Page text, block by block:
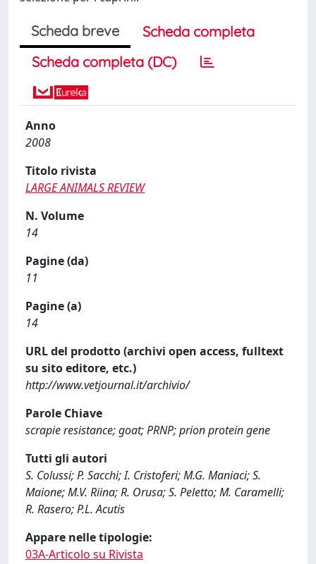
Scheda breve
Scheda completa
Scheda completa (DC)
Anno
2008
Titolo rivista
LARGE ANIMALS REVIEW
N. Volume
14
Pagine (da)
11
Pagine (a)
14
URL del prodotto (archivi open access, fulltext
su sito editore, etc.)
http://www.vetjournal.it/archivio/
Parole Chiave
scrapie resistance; goat; PRNP; prion protein gene
Tutti gli autori
S. Colussi; P. Sacchi; I. Cristoferi; M.G. Maniaci; S.
Maione; M.V. Riina; R. Orusa; S. Peletto; M. Caramelli;
R. Rasero; P.L. Acutis
Appare nelle tipologie:
03A-Articolo su Rivista